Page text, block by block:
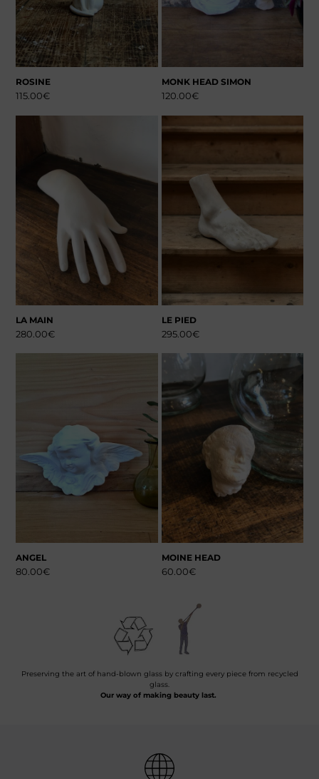
ROSINE
115.00€
MONK HEAD SIMON
120.00€
LA MAIN
280.00€
LE PIED
295.00€
ANGEL
80.00€
MOINE HEAD
60.00€
Preserving the art of hand-blown glass by crafting every piece from recycled
glass.
Our way of making beauty last.